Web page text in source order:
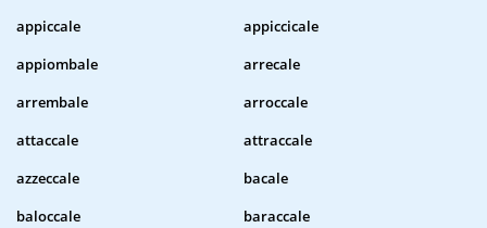
appiccale
appiccicale
appiombale
arrecale
arrembale
arroccale
attaccale
attraccale
azzeccale
bacale
baloccale
baraccale